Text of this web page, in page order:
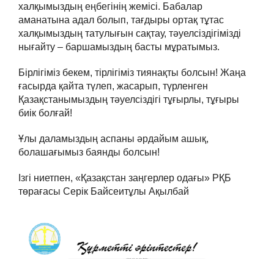
халқымыздың еңбегінің жемісі. Бабалар
аманатына адал болып, тағдыры ортақ тұтас
халқымыздың татулығын сақтау, тәуелсіздігімізді
нығайту – баршамыздың басты мұратымыз.
Бірлігіміз бекем, тірлігіміз тиянақты болсын! Жаңа
ғасырда қайта түлеп, жасарып, түрленген
Қазақстанымыздың тәуелсіздігі тұғырлы, тұғыры
биік болғай!
Ұлы даламыздың аспаны әрдайым ашық,
болашағымыз баянды болсын!
Ізгі ниетпен, «Қазақстан заңгерлер одағы» РҚБ
төрағасы Серік Байсеитұлы Ақылбай